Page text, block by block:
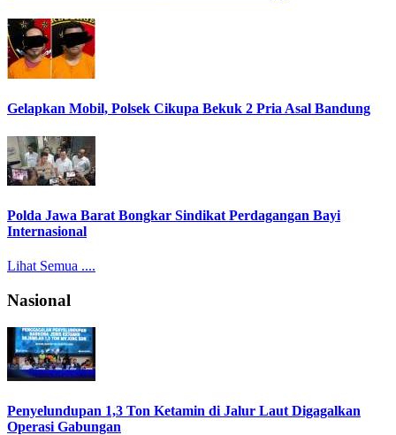
Gelapkan Mobil, Polsek Cikupa Bekuk 2 Pria Asal Bandung
Polda Jawa Barat Bongkar Sindikat Perdagangan Bayi
Internasional
Lihat Semua ....
Nasional
Penyelundupan 1,3 Ton Ketamin di Jalur Laut Digagalkan
Operasi Gabungan